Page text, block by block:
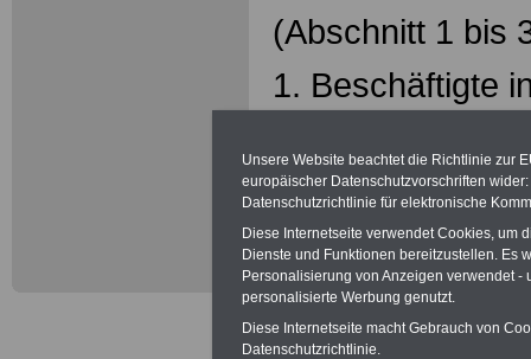
(Abschnitt 1 bis
1. Beschäftigte
(Abschnitt 1 ab
1. Beschäftigte
Bibliotheken,
(Überschrift
Unsere Website beachtet die Richtlinie zur
europäischer Datenschutzvorschriften
Datenschutzrichtlinie für elektronische
Diese Internetseite verwendet Cookies, um
Dienste und Funktionen bereitzustellen. Es
Personalisierung von Anzeigen verwendet
personalisierte Werbung genutzt.
Diese Internetseite macht Gebrauch von
Datenschutzrichtlinie.